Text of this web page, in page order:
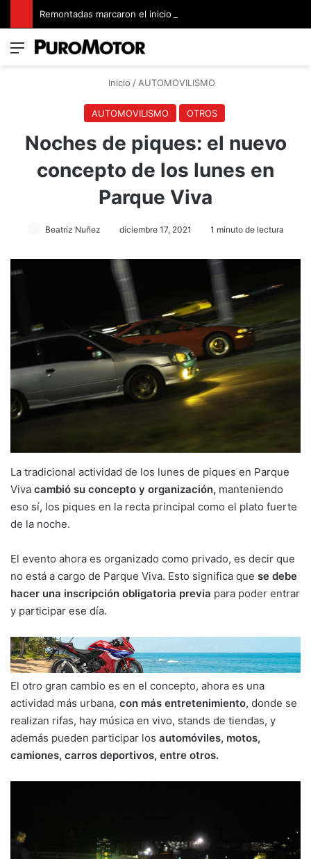
Menú
Inicio / AUTOMOVILISMO
AUTOMOVILISMO OTROS
Noches de piques: el nuevo
concepto de los lunes en
Parque Viva
Beatriz Nuñez diciembre 17, 2021 1 minuto de lectura
La tradicional actividad de los lunes de piques en Parque
Viva cambió su concepto y organización, manteniendo
eso sí, los piques en la recta principal como el plato fuerte
de la noche.
El evento ahora es organizado como privado, es decir que
no está a cargo de Parque Viva. Esto significa que se debe
hacer una inscripción obligatoria previa para poder entrar
y participar ese día.
El otro gran cambio es en el concepto, ahora es una
actividad más urbana, con más entretenimiento, donde se
realizan rifas, hay música en vivo, stands de tiendas, y
además pueden participar los automóviles, motos,
camiones, carros deportivos, entre otros.